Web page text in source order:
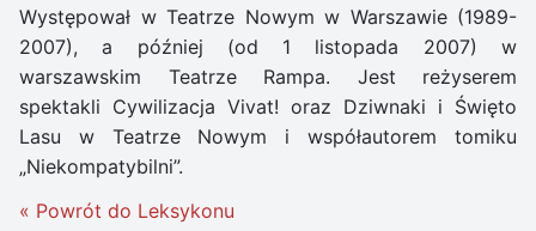
Występował w Teatrze Nowym w Warszawie (1989-
2007), a później (od 1 listopada 2007) w
warszawskim Teatrze Rampa. Jest reżyserem
spektakli Cywilizacja Vivat! oraz Dziwnaki i Święto
Lasu w Teatrze Nowym i współautorem tomiku
„Niekompatybilni”.
« Powrót do Leksykonu